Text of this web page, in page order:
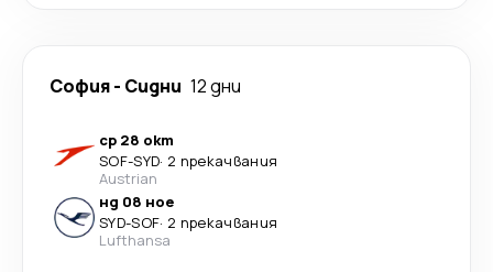
София- Сидни 12 дни
ср 28 окт
SOF-SYD· 2 прекачвания
Austrian
нд 08 ное
SYD-SOF· 2 прекачвания
Lufthansa